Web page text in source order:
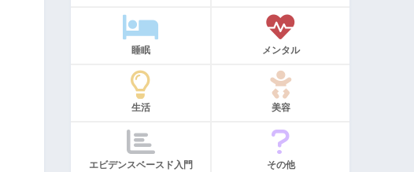
睡眠 メンタル
生活 美容
エビデンスベースド入門 その他